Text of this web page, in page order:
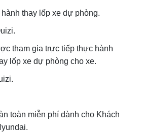
thay lốp xe dự phòng.
tham gia trực tiếp thực hành
lốp xe dự phòng cho xe.
toàn miễn phí dành cho Khách